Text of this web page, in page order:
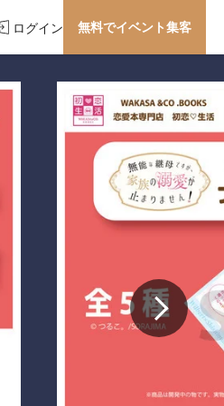
ログイン 無料でイベント集客